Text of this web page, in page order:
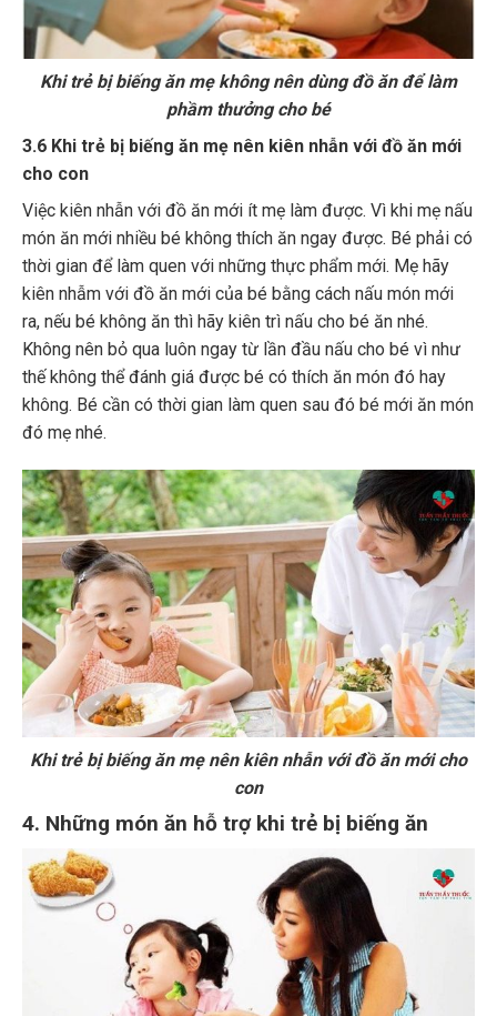
Khi trẻ bị biếng ăn mẹ không nên dùng đồ ăn để làm
phầm thưởng cho bé
3.6 Khi trẻ bị biếng ăn mẹ nên kiên nhẫn với đồ ăn mới
cho con
Việc kiên nhẫn với đồ ăn mới ít mẹ làm được. Vì khi mẹ nấu
món ăn mới nhiều bé không thích ăn ngay được. Bé phải có
thời gian để làm quen với những thực phẩm mới. Mẹ hãy
kiên nhẫm với đồ ăn mới của bé bằng cách nấu món mới
ra, nếu bé không ăn thì hãy kiên trì nấu cho bé ăn nhé.
Không nên bỏ qua luôn ngay từ lần đầu nấu cho bé vì như
thế không thể đánh giá được bé có thích ăn món đó hay
không. Bé cần có thời gian làm quen sau đó bé mới ăn món
đó mẹ nhé.
Khi trẻ bị biếng ăn mẹ nên kiên nhẫn với đồ ăn mới cho
con
4. Những món ăn hỗ trợ khi trẻ bị biếng ăn